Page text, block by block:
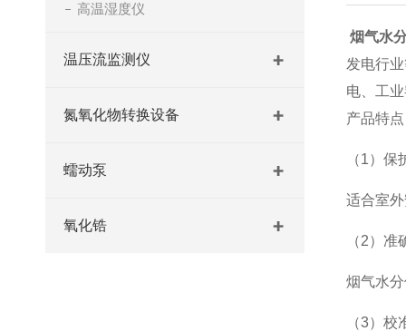
高温湿度仪
温压流监测仪
氮氧化物转换设备
蠕动泵
氧化锆
烟气水
发电行
电、工
产品特点
（1）保
适合室
（2）准
烟气水
（3）校